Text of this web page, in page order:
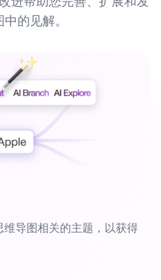
的见解。
导图相关的主题，以获得